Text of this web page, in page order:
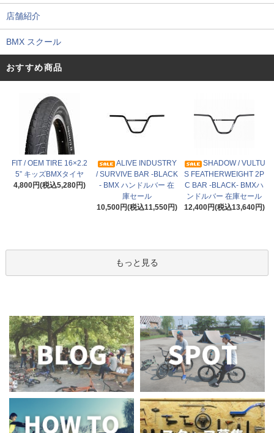
店舗紹介
BMX スクール
おすすめ商品
FIT / OEM TIRE 16×2.2
5” キッズBMXタイヤ
4,800円(税込5,280円)
ALIVE INDUSTRY
/ SURVIVE BAR -BLACK
- BMX ハンドルバー 在
庫セール
10,500円(税込11,550円)
SHADOW / VULTU
S FEATHERWEIGHT 2P
C BAR -BLACK- BMXハ
ンドルバー 在庫セール
12,400円(税込13,640円)
もっと見る